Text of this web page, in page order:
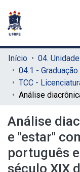
Início
04.1 - Graduação
Análise
e "estar"
português
século XIX